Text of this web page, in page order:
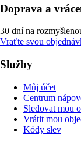
Doprava a
30 dní na
Vraťte svou
Služby
Můj účet
Centrum
Sledovat mou
Vrátit mou
Kódy slev